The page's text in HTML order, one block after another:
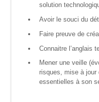
solution
Avoir le souci du
Faire preuve de
Connaitre l’anglais
Mener une veille
risques, mise à jour
essentielles à son
Box
Numérique
Fiches
outils